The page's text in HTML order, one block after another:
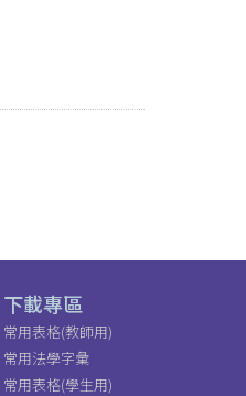
下載專區
常用表格(教師用)
常用法學字彙
常用表格(學生用)